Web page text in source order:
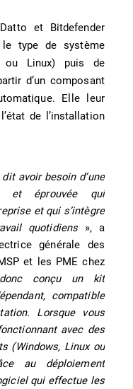
et Bitdefender
type de système
ou Linux) puis de
d’un composant
Elle leur
de l’installation
avoir besoin d’une
et éprouvée qui
et qui s’intègre
quotidiens », a
générale des
et les PME chez
conçu un kit
compatible
Lorsque vous
avec des
(Windows, Linux ou
au déploiement
qui effectue les